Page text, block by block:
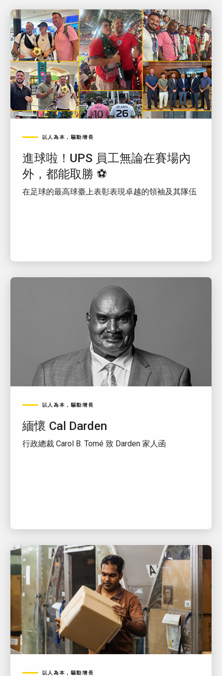
以人為本，驅動增長
進球啦！UPS 員工無論在賽場內
外，都能取勝 ⚽
在足球的最高球臺上表彰表現卓越的領袖及其隊伍
以人為本，驅動增長
緬懷 Cal Darden
行政總裁 Carol B. Tomé 致 Darden 家人函
以人為本，驅動增長